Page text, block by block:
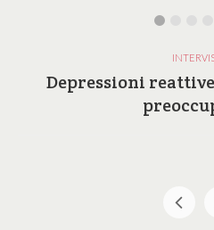
Depressioni